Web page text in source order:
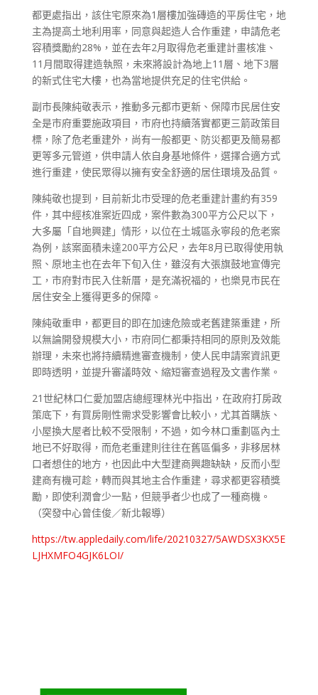
都更處指出，該住宅原來為1 層樓加強磚造的平房住宅，地
主為提高土地利用率，同意與起造人合作重建，申請危老
容積獎勵約28% ，並在去年2月取得危老重建計畫核准、
11 月間取得建造執照，未來將設計為地上11 層、地下3層
的新式住宅大樓，也為當地提供充足的住宅供給。
副市長陳純敬表示，推動多元都市更新、保障市民居住安
全是市府重要施政項目，市府也持續落實都更三箭政策目
標，除了危老重建外，尚有一般都更、防災都更及簡易都
更等多元管道，供申請人依自身基地條件，選擇合適方式
進行重建，使民眾得以擁有安全舒適的居住環境及品質。
陳純敬也提到，目前新北市受理的危老重建計畫約有359
件，其中經核准案近四成，案件數為300平方公尺以下，
大多屬「自地興建」情形，以位在土城區永寧段的危老案
為例，該案面積未達200平方公尺，去年8月已取得使用執
照、原地主也在去年下旬入住，雖沒有大張旗鼓地宣傳完
工，市府對市民入住新厝，是充滿祝福的，也樂見市民在
居住安全上獲得更多的保障。
陳純敬重申，都更目的即在加速危險或老舊建築重建，所
以無論開發規模大小，市府同仁都秉持相同的原則及效能
辦理，未來也將持續精進審查機制，使人民申請案資訊更
即時透明，並提升審議時效、縮短審查過程及文書作業。
21世紀林口仁愛加盟店總經理林光中指出，在政府打房政
策底下，有買房剛性需求受影響會比較小，尤其首購族、
小屋換大屋者比較不受限制，不過，如今林口重劃區內土
地已不好取得，而危老重建則往往在舊區偏多，非移居林
口者想住的地方，也因此中大型建商興趣缺缺，反而小型
建商有機可趁，轉而與其地主合作重建，尋求都更容積獎
勵，即使利潤會少一點，但競爭者少也成了一種商機。
（突發中心曾佳俊／新北報導）
https://tw.appledaily.com/life/20210327/5AWDSX3KX5E
LJHXMFO4GJK6LOI/